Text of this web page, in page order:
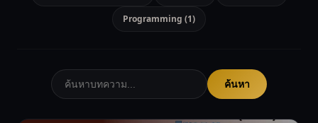
Programming (1)
ค้นหา